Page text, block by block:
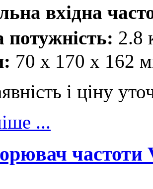
вхідна
потужність:
70 x 170 x 162
і ціну
...
частоти